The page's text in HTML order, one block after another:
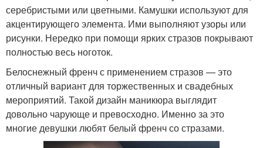
серебристыми или цветными. Камушки используют для
акцентирующего элемента. Ими выполняют узоры или
рисунки. Нередко при помощи ярких стразов покрывают
полностью весь ноготок.
Белоснежный френч с применением стразов — это
отличный вариант для торжественных и свадебных
мероприятий. Такой дизайн маникюра выглядит
довольно чарующе и превосходно. Именно за это
многие девушки любят белый френч со стразами.